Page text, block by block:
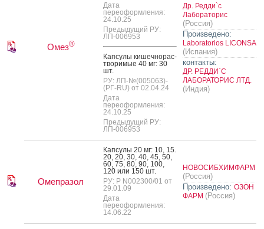
Омез®
Дата
переоформления:
24.10.25
Предыдущий РУ:
ЛП-006953
Кап­су­лы ки­шеч­но­рас­
тво­римые 40 мг: 30
шт.
РУ: ЛП-№(005063)-
(РГ-RU) от 02.04.24
Дата
переоформления:
24.10.25
Предыдущий РУ:
ЛП-006953
Др. Редди`с
Лабораторис
(Россия)
Произведено:
Laboratorios LICONSA
(Испания)
контакты:
ДР. РЕДДИ`С
ЛАБОРАТОРИС ЛТД.
(Индия)
Омепразол
Кап­су­лы 20 мг: 10, 15.
20, 20, 30, 40, 45, 50,
60, 75, 80, 90, 100,
120 или 150 шт.
РУ: Р N002300/01 от
29.01.09
Дата
переоформления:
14.06.22
НОВОСИБХИМФАРМ
(Россия)
Произведено: ОЗОН
ФАРМ (Россия)